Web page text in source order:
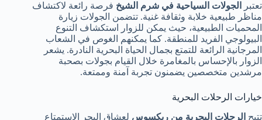
تعتبر
الجولات السياحية في شرم الشيخ فرصة رائعة لاكتشاف
مناظر طبيعية خلابة وثقافة غنية. تتضمن الجولات زيارة
المحميات الطبيعية، حيث يمكن للزوار استكشاف التنوع
البيولوجي الفريد للمنطقة. كما يمكنهم الغوص في الشعاب
المرجانية الرائعة للتمتع بجمال الحياة البحرية النادرة. يشعر
الزوار بالإحساس بالمغامرة خلال القيام بجولات بصحبة
مرشدين متخصصين يضمنون تجربة آمنة وممتعة.
خيارات الرحلات البحرية
تتيح الرحلات البحرية من ريكسوس لعشاق البحر الاستمتاع